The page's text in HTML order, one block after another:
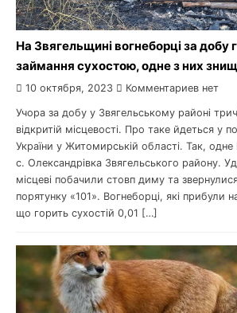
На Звягельщині вогнеборці за добу
займання сухостою, одне з них
10 октября, 2023 Комментариев нет
Учора за добу у Звягельському районі
відкритій місцевості. Про таке йдеться у
України у Житомирській області. Так, одне
с. Олександрівка Звягельського району.
місцеві побачили стовп диму та
порятунку «101». Вогнеборці, які прибули
що горить сухостій 0,01 […]